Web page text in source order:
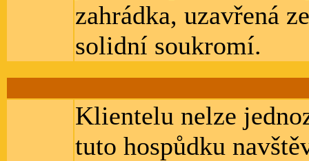
zahrádka, uzavřená
solidní soukromí.
Klientelu nelze
tuto hospůdku